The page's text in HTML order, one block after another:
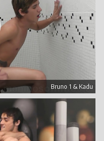
Bruno 1 & Kadu